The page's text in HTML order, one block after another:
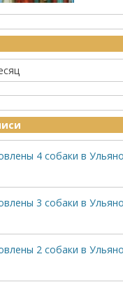
4 собаки в
3 собаки в
2 собаки в